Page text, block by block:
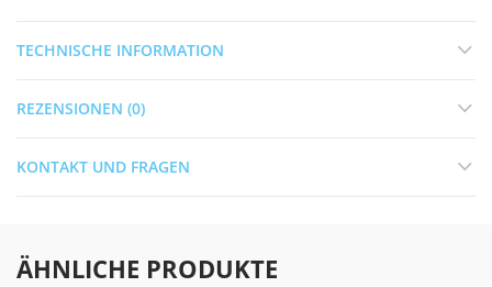
TECHNISCHE INFORMATION
REZENSIONEN (0)
KONTAKT UND FRAGEN
ÄHNLICHE PRODUKTE